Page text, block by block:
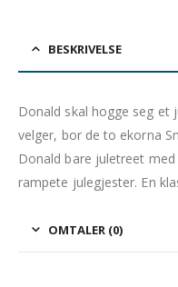
BESKRIVELSE
Donald skal hogge seg et
velger, bor de to ekorna
Donald bare juletreet
rampete julegjester. En
OMTALER (0)